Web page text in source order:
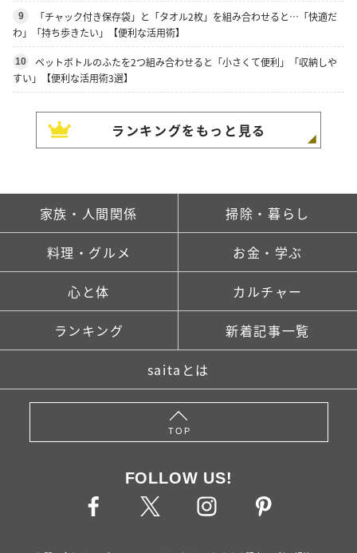
9
「チャック付き保存袋」と「タオル2枚」を組み合わせると…「快適だ
わ」「持ち歩きたい」【便利な活用術】
10
ペットボトルのふたを2つ組み合わせると「小さくて便利」「収納しや
すい」【便利な活用術3選】
ランキングをもっと見る
家族・人間関係 掃除・暮らし
料理・グルメ お金・学ぶ
心と体 カルチャー
ランキング 新着記事一覧
saitaとは
TOP
FOLLOW US!